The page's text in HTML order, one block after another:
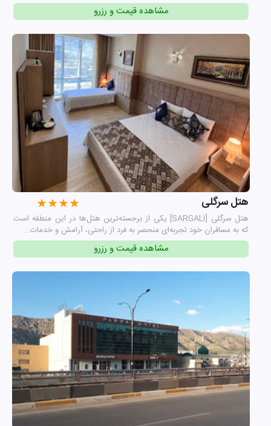
مشاهده قیمت و رزرو
هتل سرگلی ★★★★
هتل سرگلی [SARGALI] یکی از برجسته‌ترین هتل‌ها در این منطقه است
که به مسافران خود تجربه‌ای منحصر به فرد از راحتی، آرامش و خدمات...
مشاهده قیمت و رزرو